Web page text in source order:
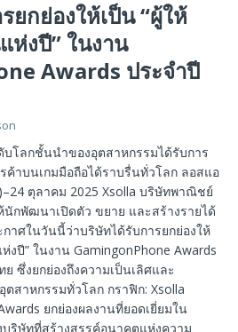
ยกย่องให้เป็น “ผู้ให้
ห่งปี” ในงาน
Awards ประจำปี
บโลกชั้นนำของอุตสาหกรรมได้รับการ
ค้าบนเกมมือถือได้ราบรื่นทั่วโลก ลอสแอ
ตุลาคม 2025 Xsolla บริษัทพาณิชย์
นักพัฒนาเปิดตัว ขยาย และสร้างรายได้
กาศในวันนี้ว่าบริษัทได้รับการยกย่องให้
งปี” ในงาน GamingonPhone Awards
ย ซึ่งยกย่องถึงความเป็นเลิศและ
สาหกรรมทั่วโลก กราฟิก: Xsolla
ยกย่องผลงานที่ยอดเยี่ยมใน
บริษัทที่สร้างสรรค์อนาคตแห่งความ